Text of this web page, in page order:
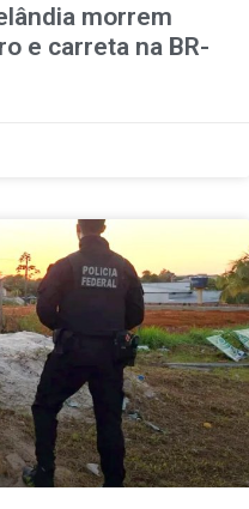
morrem
e carreta na BR-